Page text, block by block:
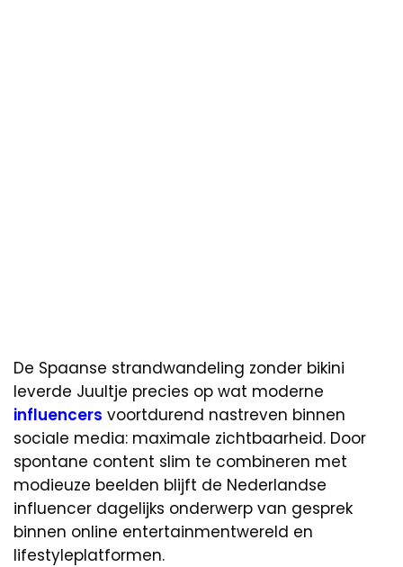
De Spaanse strandwandeling zonder bikini
leverde Juultje precies op wat moderne
influencers voortdurend nastreven binnen
sociale media: maximale zichtbaarheid. Door
spontane content slim te combineren met
modieuze beelden blijft de Nederlandse
influencer dagelijks onderwerp van gesprek
binnen online entertainmentwereld en
lifestyleplatformen.